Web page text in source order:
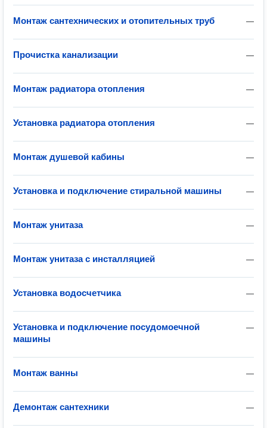
—
Монтаж сантехнических и отопительных труб
—
Прочистка канализации
—
Монтаж радиатора отопления
—
Установка радиатора отопления
—
Монтаж душевой кабины
—
Установка и подключение стиральной машины
—
Монтаж унитаза
—
Монтаж унитаза с инсталляцией
—
Установка водосчетчика
—
Установка и подключение посудомоечной
машины
—
Монтаж ванны
—
Демонтаж сантехники